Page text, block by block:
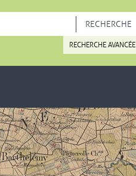
RECHERCHE AVANCÉE